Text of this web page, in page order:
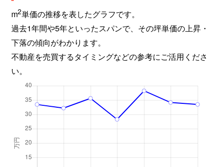
m2単価の推移を表したグラフです。
過去1年間や5年といったスパンで、その坪単価の上昇・
下落の傾向がわかります。
不動産を売買するタイミングなどの参考にご活用くださ
い。